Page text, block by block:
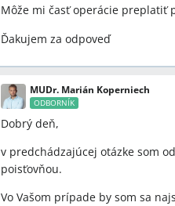
Môže mi časť operácie preplatiť
Ďakujem za odpoveď
MUDr. Marián Koperniech
ODBORNÍK
Dobrý deň,
v predchádzajúcej otázke som
poisťovňou.
Vo Vašom prípade by som sa